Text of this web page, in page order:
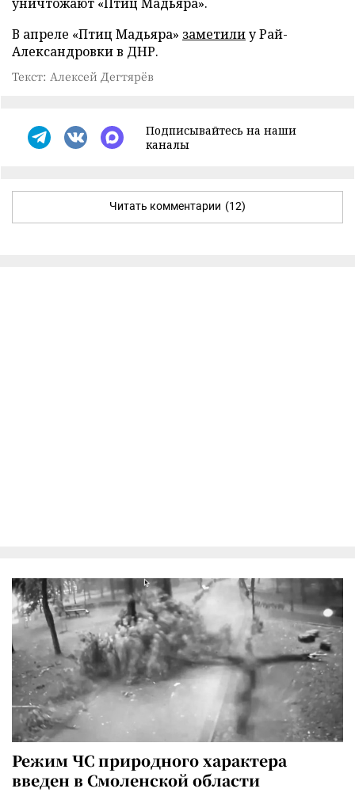
В апреле «Птиц Мадьяра» заметилиу Рай-
Александровки в ДНР.
Текст: Алексей Дегтярёв
Подписывайтесь на наши
каналы
Читать комментарии (12)
Режим ЧС природного характера
введен в Смоленской области